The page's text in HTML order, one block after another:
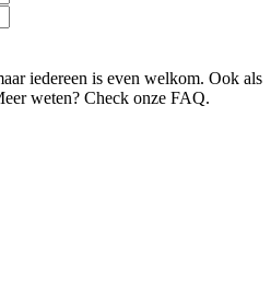
iedereen is even welkom. Ook als
weten? Check onze FAQ.